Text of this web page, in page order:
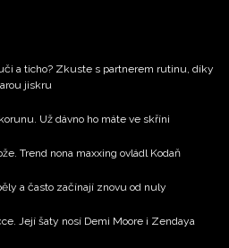
a ticho? Zkuste s partnerem rutinu, díky
jiskru
Už dávno ho máte ve skříni
Trend nona maxxing ovládl Kodaň
a často začínají znovu od nuly
Její šaty nosí Demi Moore i Zendaya